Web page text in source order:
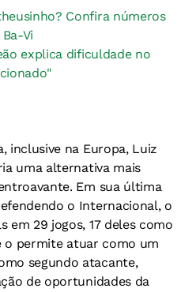
Confira números
Vi
explica dificuldade no
inclusive na Europa, Luiz
uma alternativa mais
Em sua última
o Internacional, o
em 29 jogos, 17 deles como
o permite atuar como um
segundo atacante,
de oportunidades da